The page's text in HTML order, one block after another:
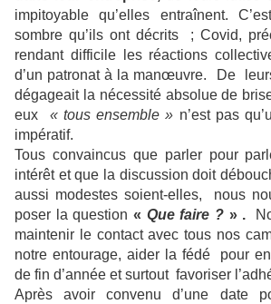
impitoyable qu’elles entraînent.
sombre qu’ils ont décrits ; Covid,
rendant difficile les réactions
d’un patronat à la manœuvre. De
dégageait la nécessité absolue de
eux « tous ensemble » n’est pas
impératif.
Tous convaincus que parler pour
intérêt et que la discussion doit
aussi modestes soient-elles, nous
poser la question « Que faire ? » .
maintenir le contact avec tous nos
notre entourage, aider la fédé pour
de fin d’année et surtout favoriser
Après avoir convenu d’une date